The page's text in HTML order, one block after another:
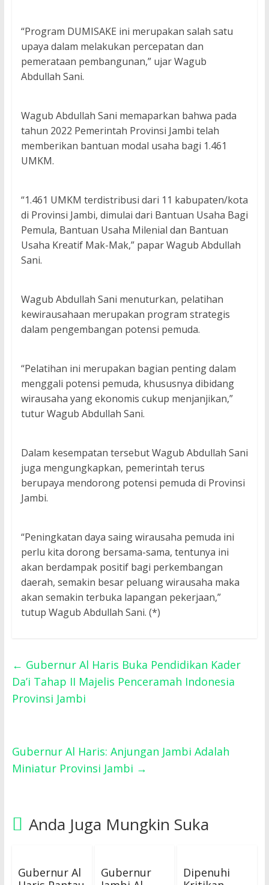
“Program DUMISAKE ini merupakan salah satu
upaya dalam melakukan percepatan dan
pemerataan pembangunan,” ujar Wagub
Abdullah Sani.
Wagub Abdullah Sani memaparkan bahwa pada
tahun 2022 Pemerintah Provinsi Jambi telah
memberikan bantuan modal usaha bagi 1.461
UMKM.
“1.461 UMKM terdistribusi dari 11 kabupaten/kota
di Provinsi Jambi, dimulai dari Bantuan Usaha Bagi
Pemula, Bantuan Usaha Milenial dan Bantuan
Usaha Kreatif Mak-Mak,” papar Wagub Abdullah
Sani.
Wagub Abdullah Sani menuturkan, pelatihan
kewirausahaan merupakan program strategis
dalam pengembangan potensi pemuda.
“Pelatihan ini merupakan bagian penting dalam
menggali potensi pemuda, khususnya dibidang
wirausaha yang ekonomis cukup menjanjikan,”
tutur Wagub Abdullah Sani.
Dalam kesempatan tersebut Wagub Abdullah Sani
juga mengungkapkan, pemerintah terus
berupaya mendorong potensi pemuda di Provinsi
Jambi.
“Peningkatan daya saing wirausaha pemuda ini
perlu kita dorong bersama-sama, tentunya ini
akan berdampak positif bagi perkembangan
daerah, semakin besar peluang wirausaha maka
akan semakin terbuka lapangan pekerjaan,”
tutup Wagub Abdullah Sani. (*)
← Gubernur Al Haris Buka Pendidikan Kader
Da’i Tahap II Majelis Penceramah Indonesia
Provinsi Jambi
Gubernur Al Haris: Anjungan Jambi Adalah
Miniatur Provinsi Jambi →
Anda Juga Mungkin Suka
Gubernur Al
Gubernur
Dipenuhi